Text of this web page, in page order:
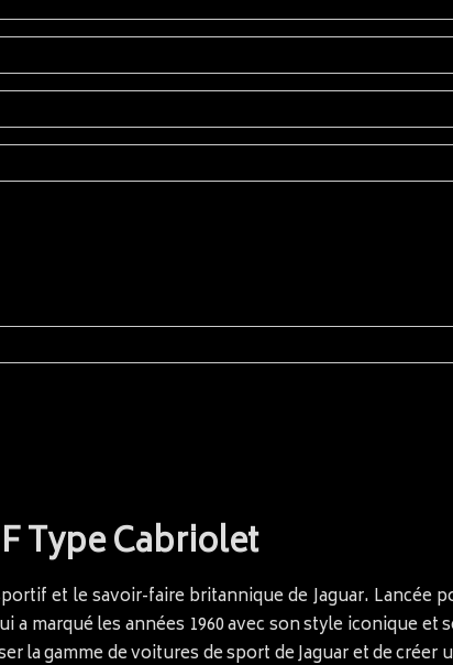
Type Cabriolet
et le savoir-faire britannique de Jaguar. Lancée
a marqué les années 1960 avec son style iconique
la gamme de voitures de sport de Jaguar et de